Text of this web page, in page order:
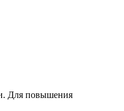
Для повышения